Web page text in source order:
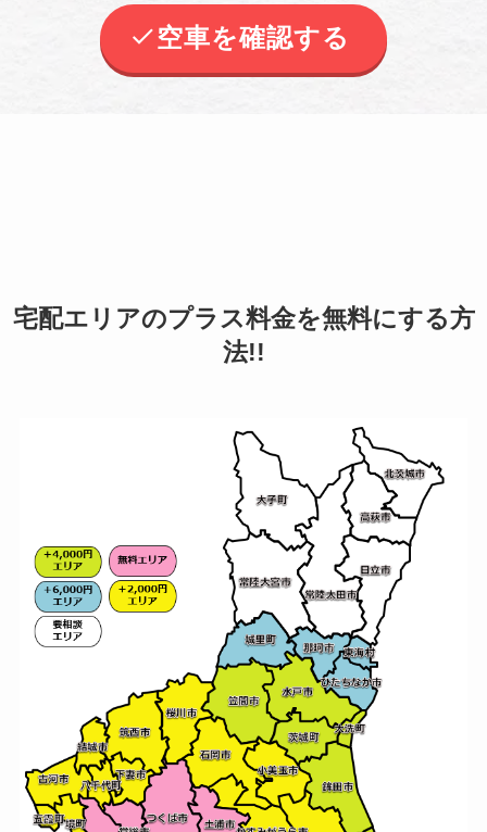
空車を確認する
宅配エリアのプラス料金を無料にする方
法!!